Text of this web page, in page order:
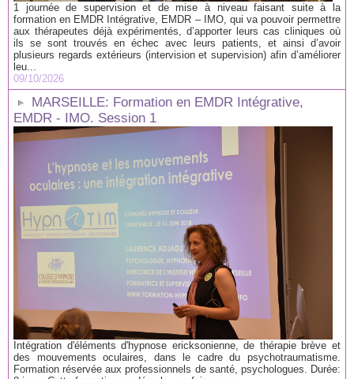
1 journée de supervision et de mise à niveau faisant suite à la
formation en EMDR Intégrative, EMDR – IMO, qui va pouvoir permettre
aux thérapeutes déjà expérimentés, d’apporter leurs cas cliniques où
ils se sont trouvés en échec avec leurs patients, et ainsi d’avoir
plusieurs regards extérieurs (intervision et supervision) afin d’améliorer
leu...
09/10/2026
MARSEILLE: Formation en EMDR Intégrative,
EMDR - IMO. Session 1
Intégration d'éléments d'hypnose ericksonienne, de thérapie brève et
des mouvements oculaires, dans le cadre du psychotraumatisme.
Formation réservée aux professionnels de santé, psychologues. Durée: